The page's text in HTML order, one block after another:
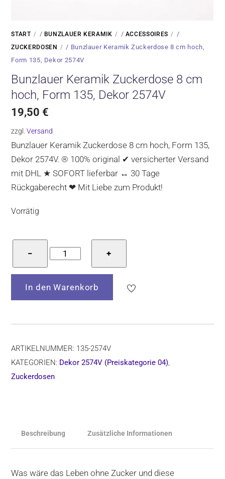
START / BUNZLAUER KERAMIK / ACCESSOIRES /
ZUCKERDOSEN
/ Bunzlauer Keramik Zuckerdose 8 cm hoch,
Form 135, Dekor 2574V
Bunzlauer Keramik Zuckerdose 8 cm
hoch, Form 135, Dekor 2574V
19,50 €
zzgl.Versand
Bunzlauer Keramik Zuckerdose 8 cm hoch, Form 135,
Dekor 2574V. ® 100% original ✔ versicherter Versand
mit DHL ★ SOFORT lieferbar ↔ 30 Tage
Rückgaberecht ❤ Mit Liebe zum Produkt!
Vorrätig
−
Bunzlauer
Keramik
Zuckerdose
8
cm
135,
Dekor
+
In den Warenkorb
ARTIKELNUMMER: 135-2574V
KATEGORIEN: Dekor 2574V (Preiskategorie 04),
Zuckerdosen
Beschreibung Zusätzliche Informationen
Was wäre das Leben ohne Zucker und diese